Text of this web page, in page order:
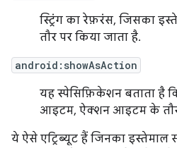
स्ट्रिंग का रेफ़रंस, जिसका
तौर पर किया जाता है.
android:showAsAction
यह स्पेसिफ़िकेशन बताता है
आइटम, ऐक्शन आइटम के
ये ऐसे एट्रिब्यूट हैं जिनका इस्तेमाल